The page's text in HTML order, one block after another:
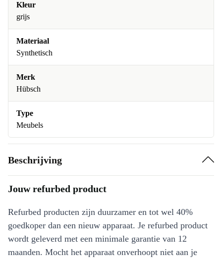
Kleur
grijs
Materiaal
Synthetisch
Merk
Hübsch
Type
Meubels
Beschrijving
Jouw refurbed product
Refurbed producten zijn duurzamer en tot wel 40%
goedkoper dan een nieuw apparaat. Je refurbed product
wordt geleverd met een minimale garantie van 12
maanden. Mocht het apparaat onverhoopt niet aan je